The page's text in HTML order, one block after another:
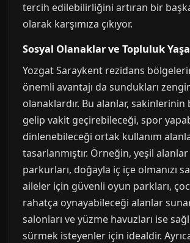
tercih edilebilirliğini artıran bir
olarak karşımıza çıkıyor.
Sosyal Olanaklar ve Topluluk
Yozgat Saraykent rezidans
önemli avantajı da sundukları
olanaklardır. Bu alanlar, sakinlerinin
gelip vakit geçirebileceği, spor
dinlenebileceği ortak kullanım
tasarlanmıştır. Örneğin, yeşil
parkurları, doğayla iç içe olmanızı
aileler için güvenli oyun parkları,
rahatça oynayabileceği alanlar
salonları ve yüzme havuzları ise
sürmek isteyenler için idealdir.